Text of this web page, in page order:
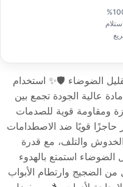
الضوضاء 🛡️✨ استخدام
عالية الجودة تجمع بين
ومقاومة قوية للصدمات
حاجزًا قويًا ضد الاصطدامات
الخدوش والتلف، مع قدرة
استمتع بالهدوء
الضجيج وارتطام الأبواب